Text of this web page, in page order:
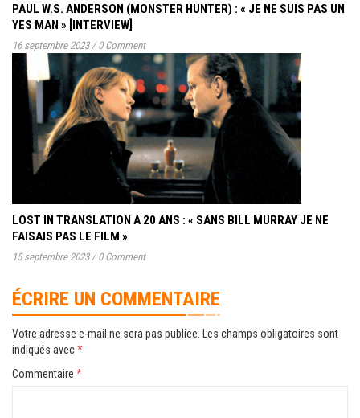
PAUL W.S. ANDERSON (MONSTER HUNTER) : « JE NE SUIS PAS UN
YES MAN » [INTERVIEW]
16 septembre 2023 / 0 Comment
LOST IN TRANSLATION A 20 ANS : « SANS BILL MURRAY JE NE
FAISAIS PAS LE FILM »
15 septembre 2023 / 0 Comment
ÉCRIRE UN COMMENTAIRE
Votre adresse e-mail ne sera pas publiée.
Les champs obligatoires sont
indiqués avec*
Commentaire *